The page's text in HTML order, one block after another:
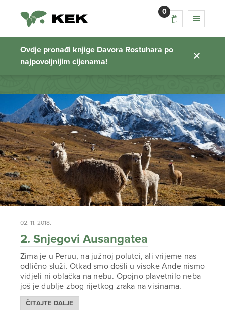
0
Ovdje pronađi knjige Davora Rostuhara po
najpovoljnijim cijenama!
ekspedicija peru
Početna stranica
02. 11. 2018.
2. Snjegovi Ausangatea
Zima je u Peruu, na južnoj polutci, ali vrijeme nas
odlično služi. Otkad smo došli u visoke Ande nismo
vidjeli ni oblačka na nebu. Opojno plavetnilo neba
još je dublje zbog rijetkog zraka na visinama.
ČITAJTE DALJE